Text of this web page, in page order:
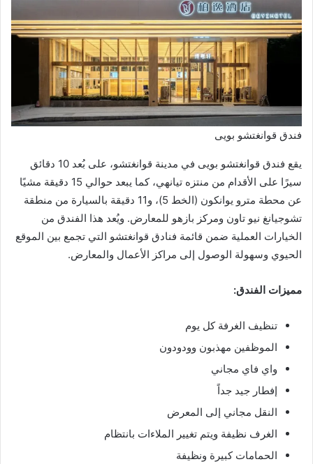
فندق قوانغتشو بويى
يقع فندق قوانغتشو بويى في مدينة قوانغتشو، على بُعد 10 دقائق
سيرًا على الأقدام من منتزه تيانهي، كما يبعد حوالي 15 دقيقة مشيًا
عن محطة مترو يوانكون (الخط 5)، و11 دقيقة بالسيارة من منطقة
تشوجيانغ نيو تاون ومركز بازهو للمعارض. ويُعد هذا الفندق من
الخيارات العملية ضمن قائمة فنادق قوانغتشو التي تجمع بين الموقع
الحيوي وسهولة الوصول إلى مراكز الأعمال والمعارض.
مميزات الفندق:
تنظيف الغرفة كل يوم
الموظفين مهذبون وودودون
واي فاي مجاني
إفطار جيد جداً
النقل مجاني إلى المعرض
الغرف نظيفة ويتم تغيير الملاءات بانتظام
الحمامات كبيرة ونظيفة